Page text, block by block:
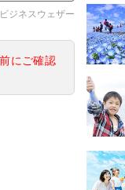
ジネスウェザー
にご確認